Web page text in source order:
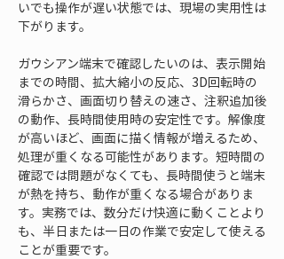
いでも操作が遅い状態では、現場の実用性は
下がります。
ガウシアン端末で確認したいのは、表示開始
までの時間、拡大縮小の反応、3D回転時の
滑らかさ、画面切り替えの速さ、注釈追加後
の動作、長時間使用時の安定性です。解像度
が高いほど、画面に描く情報が増えるため、
処理が重くなる可能性があります。短時間の
確認では問題がなくても、長時間使うと端末
が熱を持ち、動作が重くなる場合がありま
す。実務では、数分だけ快適に動くことより
も、半日または一日の作業で安定して使える
ことが重要です。